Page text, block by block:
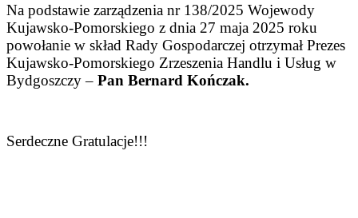
Na podstawie zarządzenia nr 138/2025 Wojewody
Kujawsko-Pomorskiego z dnia 27 maja 2025 roku
powołanie w skład Rady Gospodarczej otrzymał Prezes
Kujawsko-Pomorskiego Zrzeszenia Handlu i Usług w
Bydgoszczy – Pan Bernard Kończak.
Serdeczne Gratulacje!!!